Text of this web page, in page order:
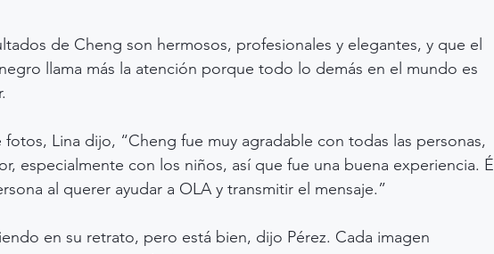
de Cheng son hermosos, profesionales y elegantes, y que el
llama más la atención porque todo lo demás en el mundo es
fotos, Lina dijo, “Cheng fue muy agradable con todas las personas,
especialmente con los niños, así que fue una buena experiencia. Él
al querer ayudar a OLA y transmitir el mensaje.”
en su retrato, pero está bien, dijo Pérez. Cada imagen